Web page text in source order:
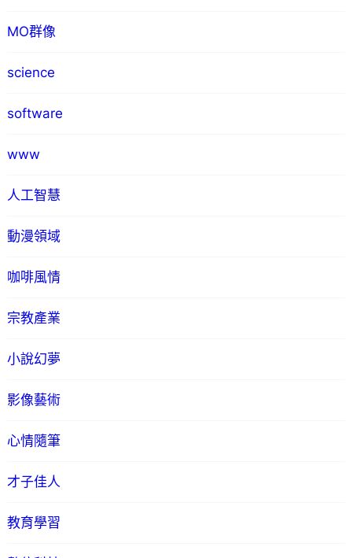
MO群像
science
software
www
人工智慧
動漫領域
咖啡風情
宗教產業
小說幻夢
影像藝術
心情隨筆
才子佳人
教育學習